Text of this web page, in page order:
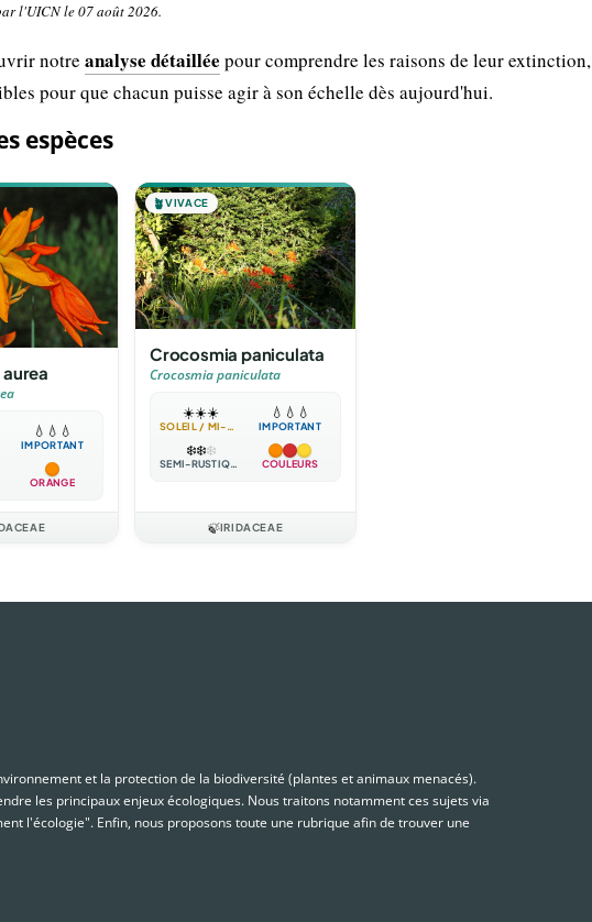
l'UICN le 07 août 2026.
notre analyse détaillée pour comprendre les raisons de leur extinction,
pour que chacun puisse agir à son échelle dès aujourd'hui.
espèces
💧 💧 💧
IMPORTANT
ORANGE
🪴VIVACE
Crocosmia paniculata
Crocosmia paniculata
☀️☀️☀️
SOLEIL / MI-OMBRE
💧 💧 💧
IMPORTANT
❄️❄️❄️
SEMI-RUSTIQUE COULEURS
🍃IRIDACEAE
et la protection de la biodiversité (plantes et animaux menacés).
les principaux enjeux écologiques. Nous traitons notamment ces sujets via
l'écologie". Enfin, nous proposons toute une rubrique afin de trouver une